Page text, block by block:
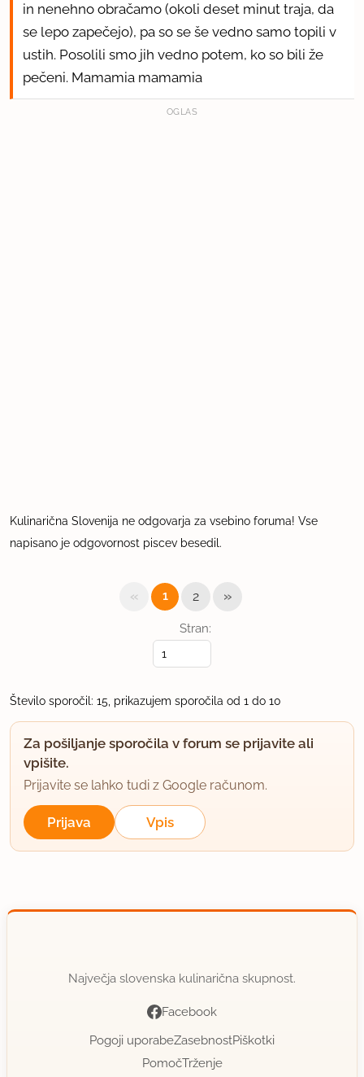
in nenehno obračamo (okoli deset minut traja, da
se lepo zapečejo), pa so se še vedno samo topili v
ustih. Posolili smo jih vedno potem, ko so bili že
pečeni. Mamamia mamamia
OGLAS
Kulinarična Slovenija ne odgovarja za vsebino foruma! Vse
napisano je odgovornost piscev besedil.
Stran:
« 1 2 »
Število sporočil: 15, prikazujem sporočila od 1 do 10
Za pošiljanje sporočila v forum se prijavite ali
vpišite.
Prijavite se lahko tudi z Google računom.
Prijava Vpis
Največja slovenska kulinarična skupnost.
Facebook
Pogoji uporabeZasebnostPiškotki
PomočTrženje